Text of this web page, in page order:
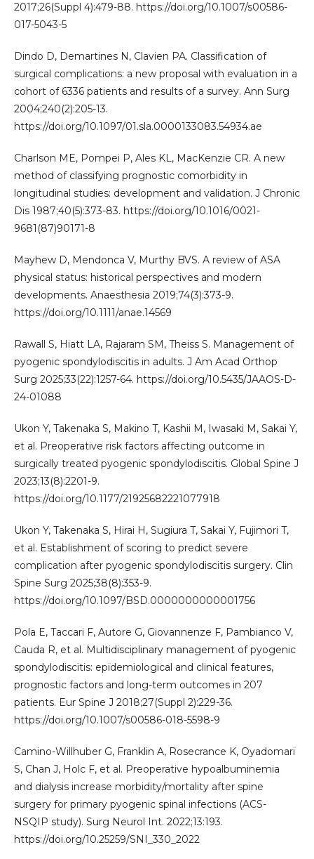
2017;26(Suppl 4):479-88. https://doi.org/10.1007/s00586-
017-5043-5
Dindo D, Demartines N, Clavien PA. Classification of
surgical complications: a new proposal with evaluation in a
cohort of 6336 patients and results of a survey. Ann Surg
2004;240(2):205-13.
https://doi.org/10.1097/01.sla.0000133083.54934.ae
Charlson ME, Pompei P, Ales KL, MacKenzie CR. A new
method of classifying prognostic comorbidity in
longitudinal studies: development and validation. J Chronic
Dis 1987;40(5):373-83. https://doi.org/10.1016/0021-
9681(87)90171-8
Mayhew D, Mendonca V, Murthy BVS. A review of ASA
physical status: historical perspectives and modern
developments. Anaesthesia 2019;74(3):373-9.
https://doi.org/10.1111/anae.14569
Rawall S, Hiatt LA, Rajaram SM, Theiss S. Management of
pyogenic spondylodiscitis in adults. J Am Acad Orthop
Surg 2025;33(22):1257-64. https://doi.org/10.5435/JAAOS-D-
24-01088
Ukon Y, Takenaka S, Makino T, Kashii M, Iwasaki M, Sakai Y,
et al. Preoperative risk factors affecting outcome in
surgically treated pyogenic spondylodiscitis. Global Spine J
2023;13(8):2201-9.
https://doi.org/10.1177/21925682221077918
Ukon Y, Takenaka S, Hirai H, Sugiura T, Sakai Y, Fujimori T,
et al. Establishment of scoring to predict severe
complication after pyogenic spondylodiscitis surgery. Clin
Spine Surg 2025;38(8):353-9.
https://doi.org/10.1097/BSD.0000000000001756
Pola E, Taccari F, Autore G, Giovannenze F, Pambianco V,
Cauda R, et al. Multidisciplinary management of pyogenic
spondylodiscitis: epidemiological and clinical features,
prognostic factors and long-term outcomes in 207
patients. Eur Spine J 2018;27(Suppl 2):229-36.
https://doi.org/10.1007/s00586-018-5598-9
Camino-Willhuber G, Franklin A, Rosecrance K, Oyadomari
S, Chan J, Holc F, et al. Preoperative hypoalbuminemia
and dialysis increase morbidity/mortality after spine
surgery for primary pyogenic spinal infections (ACS-
NSQIP study). Surg Neurol Int. 2022;13:193.
https://doi.org/10.25259/SNI_330_2022